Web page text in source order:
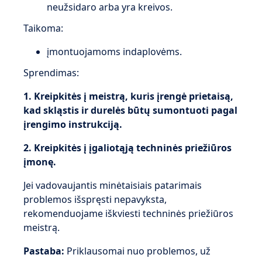
neužsidaro arba yra kreivos.
Taikoma:
įmontuojamoms indaplovėms.
Sprendimas:
1. Kreipkitės į meistrą, kuris įrengė prietaisą,
kad skląstis ir durelės būtų sumontuoti pagal
įrengimo instrukciją.
2. Kreipkitės į įgaliotąją techninės priežiūros
įmonę.
Jei vadovaujantis minėtaisiais patarimais
problemos išspręsti nepavyksta,
rekomenduojame iškviesti techninės priežiūros
meistrą.
Pastaba: Priklausomai nuo problemos, už